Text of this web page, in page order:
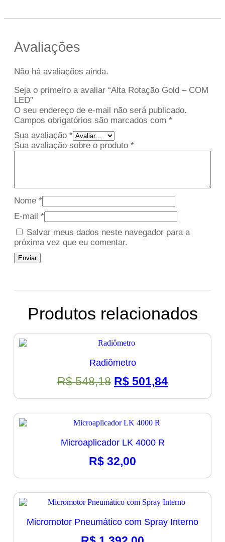
Avaliações
Não há avaliações ainda.
Seja o primeiro a avaliar “Alta Rotação Gold – COM
LED”
O seu endereço de e-mail não será publicado.
Campos obrigatórios são marcados com *
Sua avaliação *
Sua avaliação sobre o produto *
Nome *
E-mail *
Salvar meus dados neste navegador para a
próxima vez que eu comentar.
Produtos relacionados
Radiômetro
R$548,18 O
era:
R$ 548,18.
R$ 501,84O
é:
Microaplicador LK 4000 R
R$ 32,00
Micromotor Pneumático com Spray Interno